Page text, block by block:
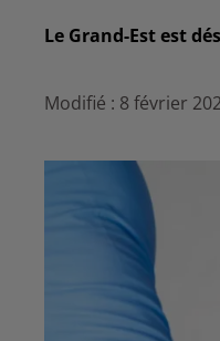
Le Grand-Est est
Modifié : 8 février